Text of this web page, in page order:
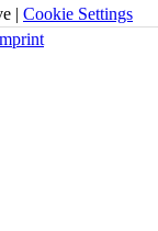
| Cookie Settings